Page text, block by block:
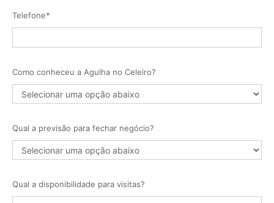
Telefone*
Como conheceu a Agulha no Celeiro?
Qual a previsão para fechar negócio?
Qual a disponibilidade para visitas?